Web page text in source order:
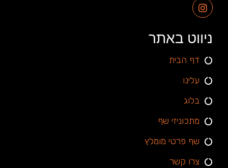
ניווט באתר
דף הבית
עלינו
בלוג
מתכוניזי שף
שף פרטי מומלץ
צרו קשר